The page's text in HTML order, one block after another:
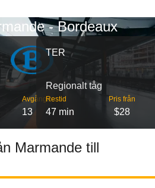
- Bordeaux
Avgångar
13
TER
Regionalt tåg
Restid
47 min
Pris från
$28
Marmande till